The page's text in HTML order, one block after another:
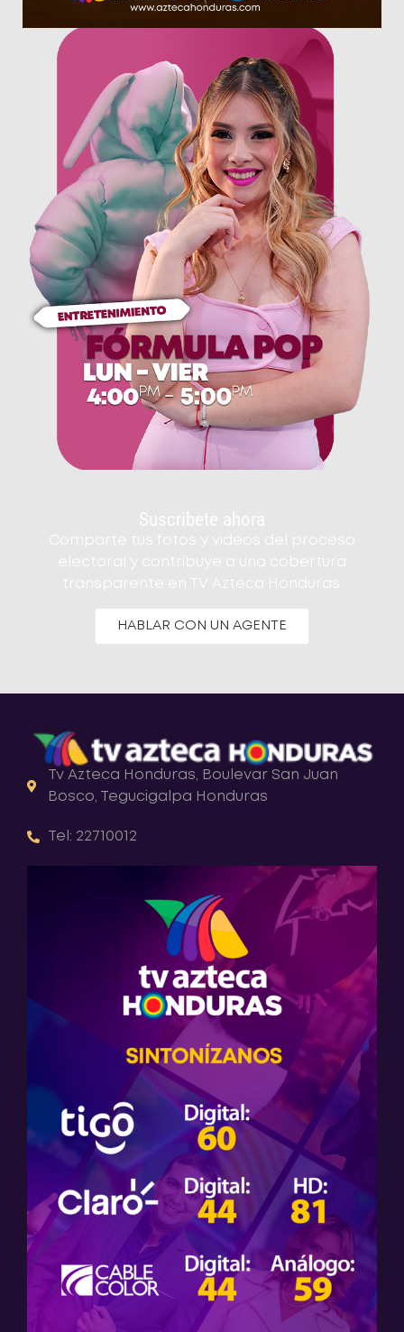
Suscribete ahora
Comparte tus fotos y videos del proceso
electoral y contribuye a una cobertura
transparente en TV Azteca Honduras.
HABLAR CON UN AGENTE
Tv Azteca Honduras, Boulevar San Juan
Bosco, Tegucigalpa Honduras
Tel: 22710012